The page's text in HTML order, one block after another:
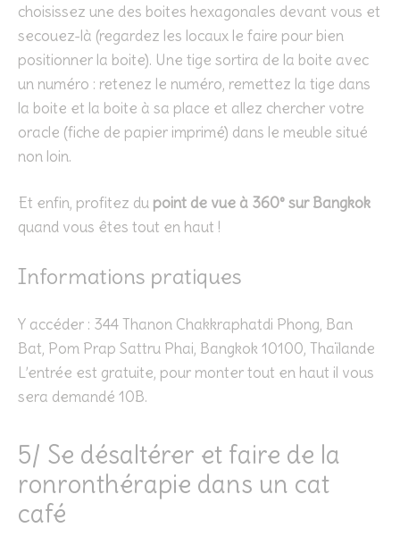
choisissez une des boites hexagonales devant vous et
secouez-là (regardez les locaux le faire pour bien
positionner la boite). Une tige sortira de la boite avec
un numéro : retenez le numéro, remettez la tige dans
la boite et la boite à sa place et allez chercher votre
oracle (fiche de papier imprimé) dans le meuble situé
non loin.
Et enfin, profitez du point de vue à 360° sur Bangkok
quand vous êtes tout en haut !
Informations pratiques
Y accéder : 344 Thanon Chakkraphatdi Phong, Ban
Bat, Pom Prap Sattru Phai, Bangkok 10100, Thaïlande
L’entrée est gratuite, pour monter tout en haut il vous
sera demandé 10B.
5/ Se désaltérer et faire de la
ronronthérapie dans un cat
café